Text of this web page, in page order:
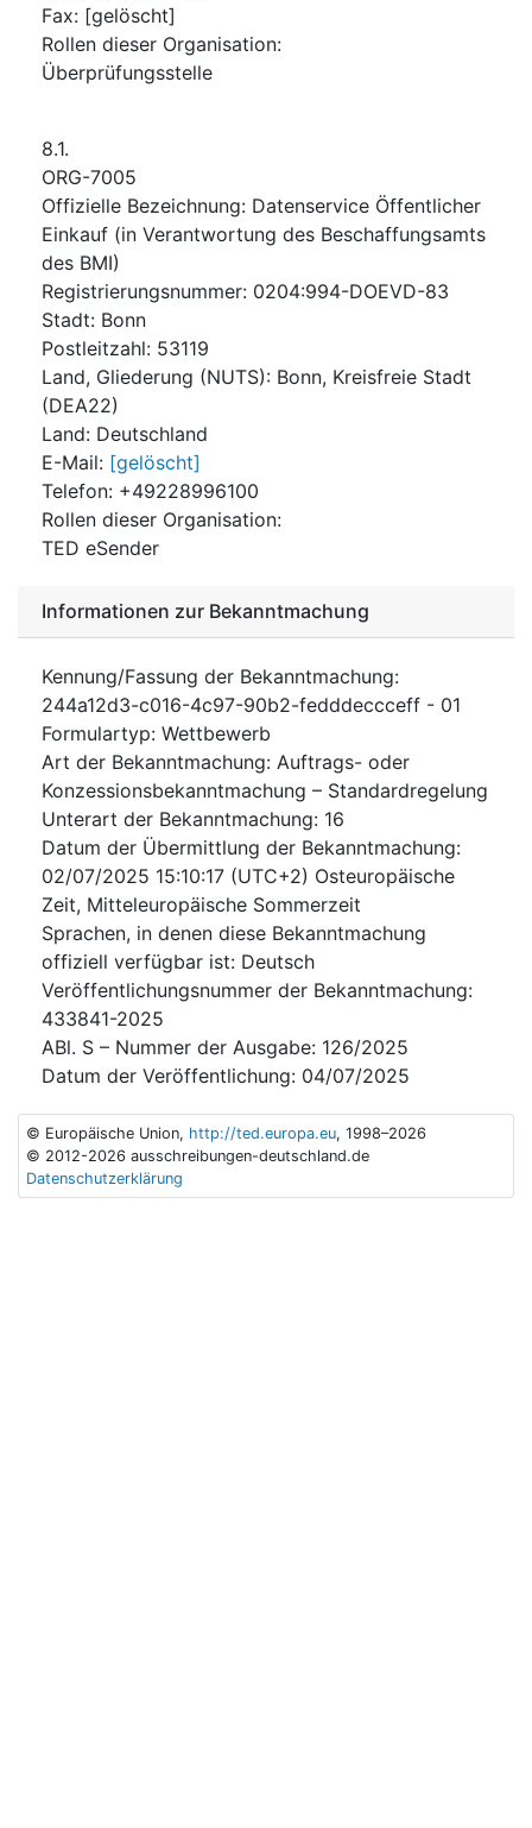
Fax: [gelöscht]
Rollen dieser Organisation:
Überprüfungsstelle
8.1.
ORG-7005
Offizielle Bezeichnung: Datenservice Öffentlicher
Einkauf (in Verantwortung des Beschaffungsamts
des BMI)
Registrierungsnummer: 0204:994-DOEVD-83
Stadt: Bonn
Postleitzahl: 53119
Land, Gliederung (NUTS): Bonn, Kreisfreie Stadt
(DEA22)
Land: Deutschland
E-Mail: [gelöscht]
Telefon: +49228996100
Rollen dieser Organisation:
TED eSender
Informationen zur Bekanntmachung
Kennung/Fassung der Bekanntmachung:
244a12d3-c016-4c97-90b2-fedddeccceff - 01
Formulartyp: Wettbewerb
Art der Bekanntmachung: Auftrags- oder
Konzessionsbekanntmachung – Standardregelung
Unterart der Bekanntmachung: 16
Datum der Übermittlung der Bekanntmachung:
02/07/2025 15:10:17 (UTC+2) Osteuropäische
Zeit, Mitteleuropäische Sommerzeit
Sprachen, in denen diese Bekanntmachung
offiziell verfügbar ist: Deutsch
Veröffentlichungsnummer der Bekanntmachung:
433841-2025
ABl. S – Nummer der Ausgabe: 126/2025
Datum der Veröffentlichung: 04/07/2025
© Europäische Union, http://ted.europa.eu, 1998–2026
© 2012-2026 ausschreibungen-deutschland.de
Datenschutzerklärung